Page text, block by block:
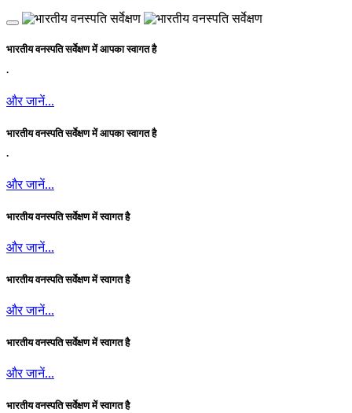
भारतीय वनस्पति सर्वेक्षण में आपका स्वागत है
.
और जानें...
भारतीय वनस्पति सर्वेक्षण में आपका स्वागत है
.
और जानें...
भारतीय वनस्पति सर्वेक्षण में स्वागत है
और जानें...
भारतीय वनस्पति सर्वेक्षण में स्वागत है
और जानें...
भारतीय वनस्पति सर्वेक्षण में स्वागत है
और जानें...
भारतीय वनस्पति सर्वेक्षण में स्वागत है